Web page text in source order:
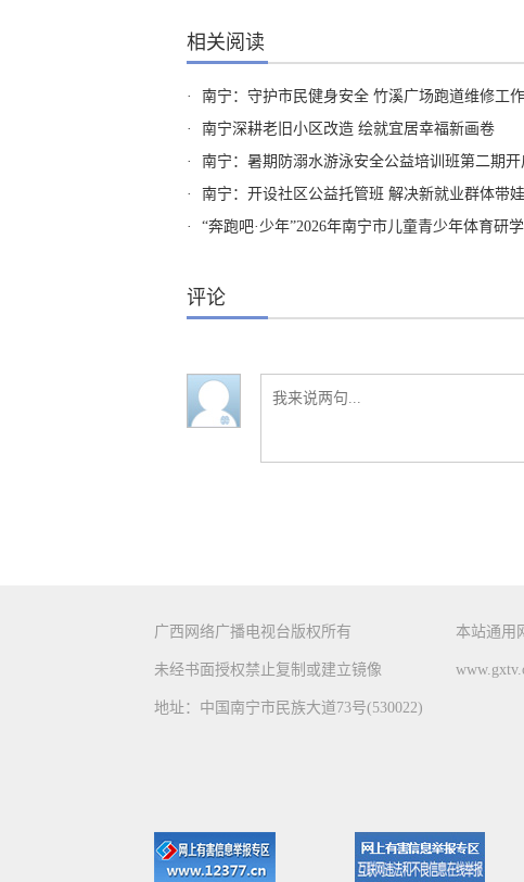
相关阅读
· 南宁：守护市民健身安全 竹溪广场跑道维修工
·
南宁深耕老旧小区改造 绘就宜居幸福新画卷
·
南宁：暑期防溺水游泳安全公益培训班第二期开
·
南宁：开设社区公益托管班 解决新就业群体带
·
“奔跑吧·少年”2026年南宁市儿童青少年体育研
评论
广西网络广播电视台版权所有
未经书面授权禁止复制或建立镜像
地址：中国南宁市民族大道73号(530022)
本站通用